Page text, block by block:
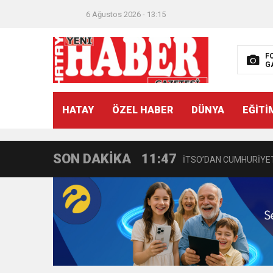
6 Ağustos 2026 - 13:15
HATAY ÖZEL HABER DÜNYA
SON DAKİKA
21:40
11:47 İTSO’DAN
18:55 İNCE’NİN CHP’DE
11:57 IŞIL Eczanesi Görkemli
21:40